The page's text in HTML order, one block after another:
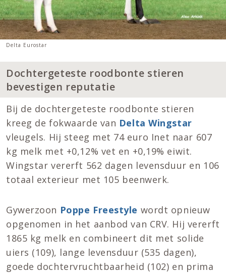
Delta Eurostar
Dochtergeteste roodbonte stieren
bevestigen reputatie
Bij de dochtergeteste roodbonte stieren
kreeg de fokwaarde van Delta Wingstar
vleugels. Hij steeg met 74 euro Inet naar 607
kg melk met +0,12% vet en +0,19% eiwit.
Wingstar vererft 562 dagen levensduur en 106
totaal exterieur met 105 beenwerk.
Gywerzoon Poppe Freestyle wordt opnieuw
opgenomen in het aanbod van CRV. Hij vererft
1865 kg melk en combineert dit met solide
uiers (109), lange levensduur (535 dagen),
goede dochtervruchtbaarheid (102) en prima